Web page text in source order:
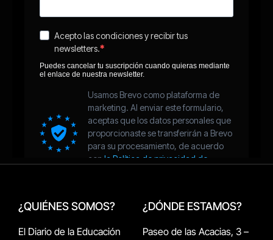
¿QUIÉNES SOMOS?
El Diario de la Educación
¿DÓNDE ESTAMOS?
Paseo de las Acacias, 3 –